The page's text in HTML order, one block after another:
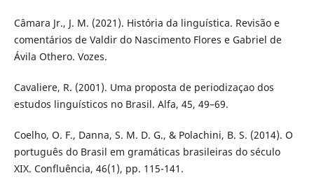
Câmara Jr., J. M. (2021). História da linguística. Revisão e
comentários de Valdir do Nascimento Flores e Gabriel de
Ávila Othero. Vozes.
Cavaliere, R. (2001). Uma proposta de periodizaçao dos
estudos linguísticos no Brasil. Alfa, 45, 49–69.
Coelho, O. F., Danna, S. M. D. G., & Polachini, B. S. (2014). O
português do Brasil em gramáticas brasileiras do século
XIX. Confluência, 46(1), pp. 115-141.